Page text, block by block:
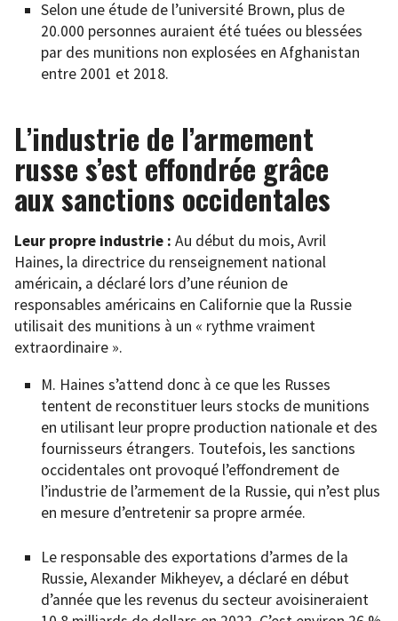
Selon une étude de l’université Brown, plus de
20.000 personnes auraient été tuées ou blessées
par des munitions non explosées en Afghanistan
entre 2001 et 2018.
L’industrie de l’armement
russe s’est effondrée grâce
aux sanctions occidentales
Leur propre industrie : Au début du mois, Avril
Haines, la directrice du renseignement national
américain, a déclaré lors d’une réunion de
responsables américains en Californie que la Russie
utilisait des munitions à un « rythme vraiment
extraordinaire ».
M. Haines s’attend donc à ce que les Russes
tentent de reconstituer leurs stocks de munitions
en utilisant leur propre production nationale et des
fournisseurs étrangers. Toutefois, les sanctions
occidentales ont provoqué l’effondrement de
l’industrie de l’armement de la Russie, qui n’est plus
en mesure d’entretenir sa propre armée.
Le responsable des exportations d’armes de la
Russie, Alexander Mikheyev, a déclaré en début
d’année que les revenus du secteur avoisineraient